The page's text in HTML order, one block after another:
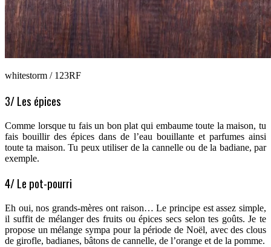
whitestorm / 123RF
3/ Les épices
Comme lorsque tu fais un bon plat qui embaume toute la maison, tu
fais bouillir des épices dans de l’eau bouillante et parfumes ainsi
toute ta maison. Tu peux utiliser de la cannelle ou de la badiane, par
exemple.
4/ Le pot-pourri
Eh oui, nos grands-mères ont raison… Le principe est assez simple,
il suffit de mélanger des fruits ou épices secs selon tes goûts. Je te
propose un mélange sympa pour la période de Noël, avec des clous
de girofle, badianes, bâtons de cannelle, de l’orange et de la pomme.